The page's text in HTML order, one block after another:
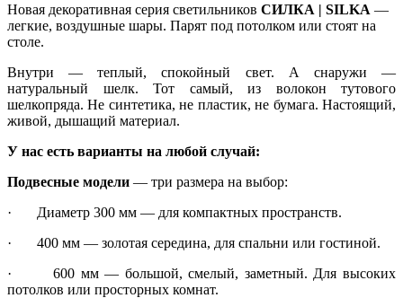
Новая декоративная серия светильников СИЛКА | SILKA —
легкие, воздушные шары. Парят под потолком или стоят на
столе.
Внутри — теплый, спокойный свет. А снаружи —
натуральный шелк. Тот самый, из волокон тутового
шелкопряда. Не синтетика, не пластик, не бумага. Настоящий,
живой, дышащий материал.
У нас есть варианты на любой случай:
Подвесные модели — три размера на выбор:
· Диаметр 300 мм — для компактных пространств.
· 400 мм — золотая середина, для спальни или гостиной.
· 600 мм — большой, смелый, заметный. Для высоких
потолков или просторных комнат.